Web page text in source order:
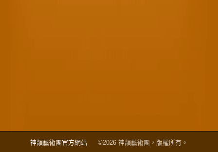
神韻藝術團官方網站 ©2026 神韻藝術團，版權所有。